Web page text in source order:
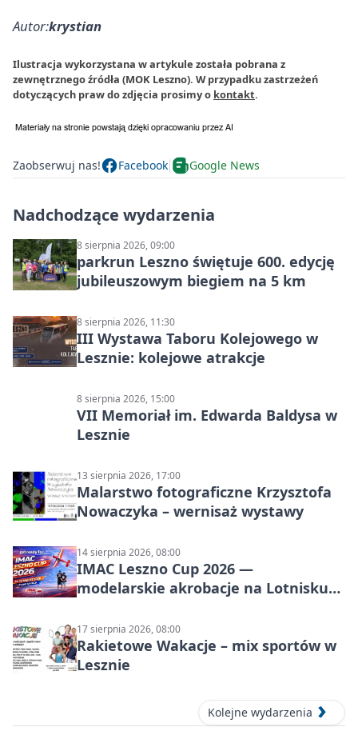
Autor:krystian
Ilustracja wykorzystana w artykule została pobrana z
zewnętrznego źródła (MOK Leszno). W przypadku zastrzeżeń
dotyczących praw do zdjęcia prosimy o kontakt.
Zaobserwuj nas! Facebook Google News
Nadchodzące wydarzenia
8 sierpnia 2026, 09:00
parkrun Leszno świętuje 600. edycję
jubileuszowym biegiem na 5 km
8 sierpnia 2026, 11:30
III Wystawa Taboru Kolejowego w
Lesznie: kolejowe atrakcje
8 sierpnia 2026, 15:00
VII Memoriał im. Edwarda Baldysa w
Lesznie
13 sierpnia 2026, 17:00
Malarstwo fotograficzne Krzysztofa
Nowaczyka – wernisaż wystawy
14 sierpnia 2026, 08:00
IMAC Leszno Cup 2026 —
modelarskie akrobacje na Lotnisku
17 sierpnia 2026, 08:00
Rakietowe Wakacje – mix sportów w
Lesznie
Kolejne wydarzenia